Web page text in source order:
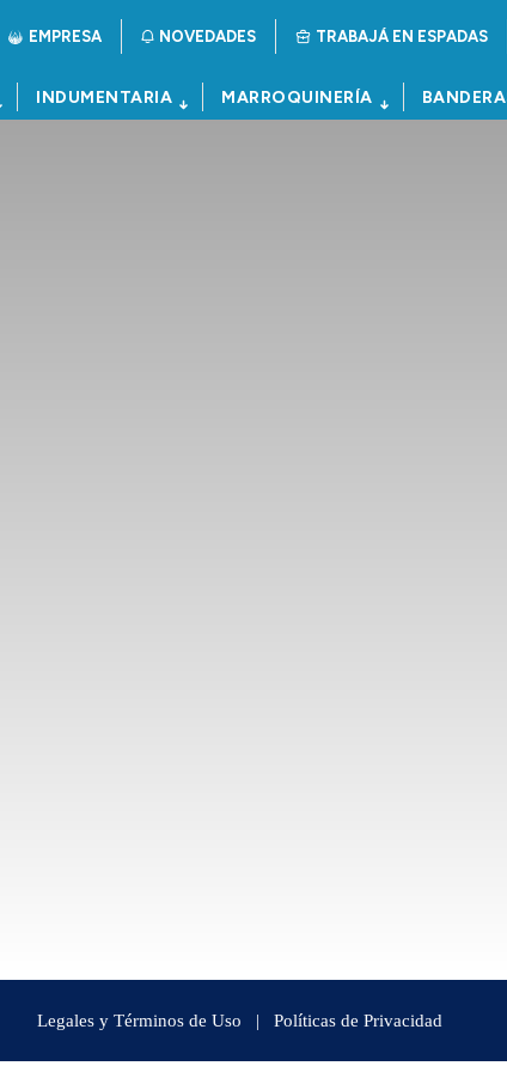
EMPRESA NOVEDADES TRABAJÁ EN ESPADAS
INDUMENTARIA MARROQUINERÍA
Legales y Términos de Uso | Políticas de Privacidad